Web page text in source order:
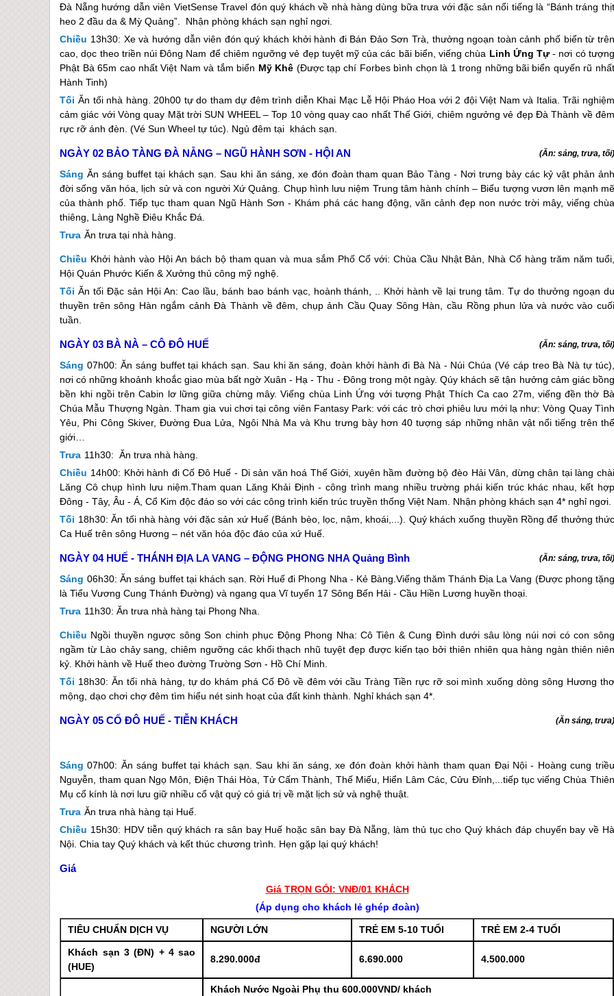
Đà Nẵng hướng dẫn viên VietSense Travel đón quý khách về nhà hàng dùng bữa trưa với đặc sản nổi tiếng là “Bánh tráng thịt
heo 2 đầu da & Mỳ Quảng”. Nhận phòng khách sạn nghỉ ngơi.
Chiều 13h30: Xe và hướng dẫn viên đón quý khách khởi hành đi Bán Đảo Sơn Trà, thưởng ngoạn toàn cảnh phố biển từ trên
cao, dọc theo triền núi Đông Nam để chiêm ngưỡng vẻ đẹp tuyệt mỹ của các bãi biển, viếng chùa Linh Ứng Tự- nơi có tượng
Phật Bà 65m cao nhất Việt Nam và tắm biển Mỹ Khê (Được tạp chí Forbes bình chọn là 1 trong những bãi biển quyến rũ nhất
Hành Tinh)
Tối Ăn tối nhà hàng. 20h00 tự do tham dự đêm trình diễn Khai Mạc Lễ Hội Pháo Hoa với 2 đội Việt Nam và Italia. Trãi nghiệm
cảm giác với Vòng quay Mặt trời SUN WHEEL – Top 10 vòng quay cao nhất Thế Giới, chiêm ngưởng vẻ đẹp Đà Thành về đêm
rực rỡ ánh đèn. (Vé Sun Wheel tự túc). Ngủ đêm tại khách sạn.
NGÀY 02 BẢO TÀNG ĐÀ NẴNG – NGŨ HÀNH SƠN - HỘI AN (Ăn: sáng, trưa, tối)
Sáng Ăn sáng buffet tại khách sạn. Sau khi ăn sáng, xe đón đoàn tham quan Bảo Tàng - Nơi trưng bày các kỷ vật phản ảnh
đời sống văn hóa, lịch sử và con người Xứ Quảng. Chụp hình lưu niệm Trung tâm hành chính – Biểu tượng vươn lên mạnh mẽ
của thành phố. Tiếp tục tham quan Ngũ Hành Sơn - Khám phá các hang động, vãn cảnh đẹp non nước trời mây, viếng chùa
thiêng, Làng Nghề Điêu Khắc Đá.
Trưa Ăn trưa tại nhà hàng.
Chiều Khởi hành vào Hội An bách bộ tham quan và mua sắm Phố Cổ với: Chùa Cầu Nhật Bản, Nhà Cổ hàng trăm năm tuổi,
Hội Quán Phước Kiến & Xưởng thủ công mỹ nghệ.
Tối Ăn tối Đặc sản Hội An: Cao lầu, bánh bao bánh vạc, hoành thánh, .. Khởi hành về lại trung tâm. Tự do thưởng ngoạn du
thuyền trên sông Hàn ngắm cảnh Đà Thành về đêm, chụp ảnh Cầu Quay Sông Hàn, cầu Rồng phun lửa và nước vào cuối
tuần.
NGÀY 03 BÀ NÀ – CÔ ĐÔ HUẾ (Ăn: sáng, trưa, tối)
Sáng 07h00: Ăn sáng buffet tại khách sạn. Sau khi ăn sáng, đoàn khởi hành đi Bà Nà - Núi Chúa (Vé cáp treo Bà Nà tự túc),
nơi có những khoảnh khoắc giao mùa bất ngờ Xuân - Hạ - Thu - Đông trong một ngày. Qúy khách sẽ tận hưởng cảm giác bồng
bền khi ngồi trên Cabin lơ lững giữa chừng mây. Viếng chùa Linh Ứng với tượng Phật Thích Ca cao 27m, viếng đền thờ Bà
Chúa Mẫu Thượng Ngàn. Tham gia vui chơi tại công viên Fantasy Park: với các trò chơi phiêu lưu mới lạ như: Vòng Quay Tình
Yêu, Phi Công Skiver, Đường Đua Lửa, Ngôi Nhà Ma và Khu trưng bày hơn 40 tượng sáp những nhân vật nổi tiếng trên thế
giới…
Trưa 11h30: Ăn trưa nhà hàng.
Chiều 14h00: Khởi hành đi Cố Đô Huế - Di sản văn hoá Thế Giới, xuyên hầm đường bộ đèo Hải Vân, dừng chân tại làng chài
Lăng Cô chụp hình lưu niệm.Tham quan Lăng Khải Định - công trình mang nhiều trường phái kiến trúc khác nhau, kết hợp
Đông - Tây, Âu - Á, Cổ Kim độc đáo so với các công trình kiến trúc truyền thống Việt Nam. Nhận phòng khách sạn 4* nghỉ ngơi.
Tối 18h30: Ăn tối nhà hàng với đặc sản xứ Huế(Bánh bèo, lọc, nậm, khoái,...). Quý khách xuống thuyền Rồng để thưởng thức
Ca Huế trên sông Hương – nét văn hóa độc đáo của xứ Huế.
NGÀY 04 HUẾ - THÁNH ĐỊA LA VANG – ĐỘNG PHONG NHA Quảng Bình (Ăn: sáng, trưa, tối)
Sáng 06h30: Ăn sáng buffet tại khách sạn. Rời Huế đi Phong Nha - Kẻ Bàng.Viếng thăm Thánh Địa La Vang (Được phong tặng
là Tiểu Vương Cung Thánh Đường) và ngang qua Vĩ tuyến 17 Sông Bến Hải - Cầu Hiền Lương huyền thoại.
Trưa 11h30: Ăn trưa nhà hàng tại Phong Nha.
Chiều Ngồi thuyền ngược sông Son chinh phục Động Phong Nha: Cô Tiên & Cung Đình dưới sâu lòng núi nơi có con sông
ngầm từ Lào chảy sang, chiêm ngưỡng các khối thạch nhũ tuyệt đẹp được kiến tạo bởi thiên nhiên qua hàng ngàn thiên niên
kỷ. Khởi hành về Huế theo đường Trường Sơn - Hồ Chí Minh.
Tối 18h30: Ăn tối nhà hàng, tự do khám phá Cố Đô về đêm với cầu Tràng Tiền rực rỡ soi mình xuống dòng sông Hương thơ
mộng, dạo chơi chợ đêm tìm hiểu nét sinh hoạt của đất kinh thành. Nghỉ khách sạn 4*.
NGÀY 05 CỐ ĐÔ HUẾ - TIỄN KHÁCH (Ăn sáng, trưa)
Sáng 07h00: Ăn sáng buffet tại khách sạn. Sau khi ăn sáng, xe đón đoàn khởi hành tham quan Đại Nội - Hoàng cung triều
Nguyễn, tham quan Ngọ Môn, Điện Thái Hòa, Tử Cấm Thành, Thế Miếu, Hiển Lâm Các, Cửu Đỉnh,...tiếp tục viếng Chùa Thiên
Mụ cổ kính là nơi lưu giữ nhiều cổ vật quý có giá trị về mặt lịch sử và nghệ thuật.
Trưa Ăn trưa nhà hàng tại Huế
Chiều 15h30: HDV tiễn quý khách ra sân bay Huế hoặc sân bay Đà Nẵng , làm thủ tục cho Quý khách đáp chuyến bay về Hà
Nội. Chia tay Quý khách và kết thúc chương trình. Hẹn gặp lại quý khách!
Giá
Giá TRỌN GÓI: VNĐ/01 KHÁCH
(Áp dụng cho khách lẻ ghép đoàn)
TIÊU CHUẨN DỊCH VỤ NGƯỜI LỚN TRẺ EM 5-10 TUỔI TRẺ EM 2-4 TUỔI
Khách sạn 3 (ĐN) + 4 sao
(HUE)
8.290.000đ 6.690.000 4.500.000
Khách Nước Ngoài Phụ thu 600.000VND/ khách